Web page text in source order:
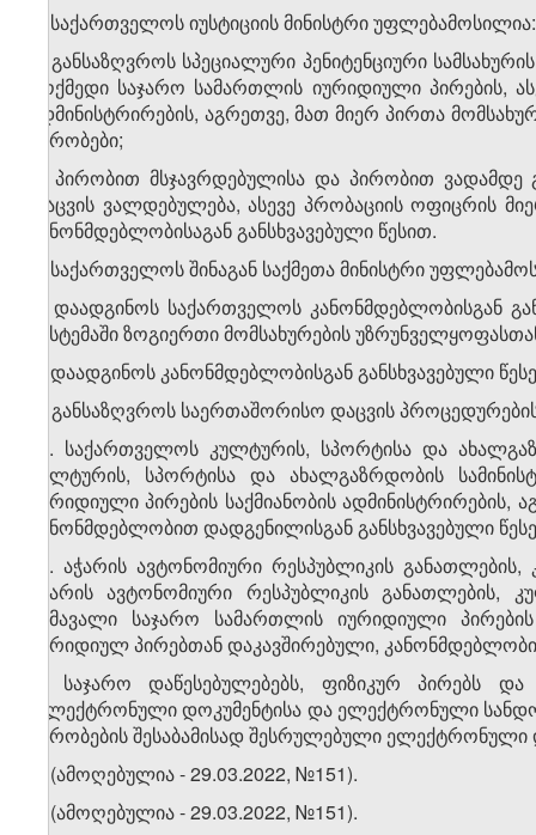
1. საქართველოს იუსტიციის მინისტრი უფლებამოსილია:
ა) განსაზღვროს სპეციალური პენიტენციური
მოქმედი საჯარო სამართლის იურიდიული პირების,
ადმინისტრირების, აგრეთვე, მათ მიერ პირთა
პირობები;
ბ) პირობით მსჯავრდებულისა და პირობით
დაცვის ვალდებულება, ასევე პრობაციის
კანონმდებლობისაგან განსხვავებული წესით.
2. საქართველოს შინაგან საქმეთა მინისტრი
ა) დაადგინოს საქართველოს კანონმდებლობისგან
სისტემაში ზოგიერთი მომსახურების
ბ) დაადგინოს კანონმდებლობისგან განსხვავებული
გ) განსაზღვროს საერთაშორისო დაცვის
. საქართველოს კულტურის, სპორტისა და
კულტურის, სპორტისა და ახალგაზრდობის
იურიდიული პირების საქმიანობის
კანონმდებლობით დადგენილისგან განსხვავებული
. აჭარის ავტონომიური რესპუბლიკის
აჭარის ავტონომიური რესპუბლიკის
შემავალი საჯარო სამართლის იურიდიული
იურიდიულ პირებთან დაკავშირებული,
3. საჯარო დაწესებულებებს, ფიზიკურ პირებს
„ელექტრონული დოკუმენტისა და ელექტრონული სანდო
პირობების შესაბამისად შესრულებული
4. (ამოღებულია - 29.03.2022, №151).
5. (ამოღებულია - 29.03.2022, №151).